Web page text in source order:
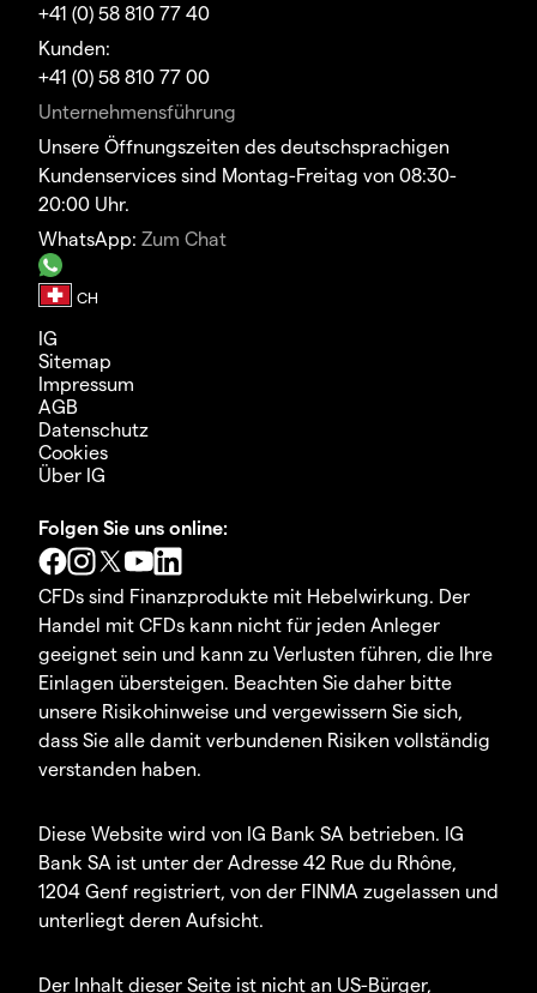
+41 (0) 58 810 77 40
Kunden:
+41 (0) 58 810 77 00
Unternehmensführung
Unsere Öffnungszeiten des deutschsprachigen
Kundenservices sind Montag-Freitag von 08:30-
20:00 Uhr.
WhatsApp: Zum Chat
IG
Sitemap
Impressum
AGB
Datenschutz
Cookies
Über IG
Folgen Sie uns online:
CFDs sind Finanzprodukte mit Hebelwirkung. Der
Handel mit CFDs kann nicht für jeden Anleger
geeignet sein und kann zu Verlusten führen, die Ihre
Einlagen übersteigen. Beachten Sie daher bitte
unsere Risikohinweise und vergewissern Sie sich,
dass Sie alle damit verbundenen Risiken vollständig
verstanden haben.
Diese Website wird von IG Bank SA betrieben. IG
Bank SA ist unter der Adresse 42 Rue du Rhône,
1204 Genf registriert, von der FINMA zugelassen und
unterliegt deren Aufsicht.
Der Inhalt dieser Seite ist nicht an US-Bürger,